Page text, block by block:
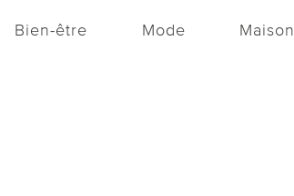
Bien-être Mode Maison